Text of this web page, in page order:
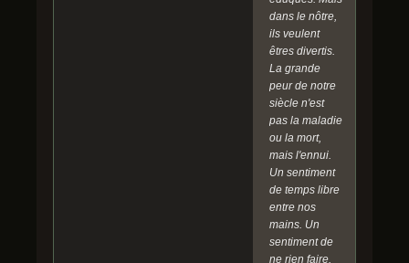
dans le nôtre,
ils veulent
êtres divertis.
La grande
peur de notre
siècle n'est
pas la maladie
ou la mort,
mais l'ennui.
Un sentiment
de temps libre
entre nos
mains. Un
sentiment de
ne rien faire.